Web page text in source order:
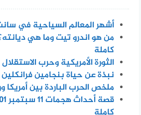
أشهر المعالم السياحية في
من هو اندرو تيت وما هي
كاملة
الثورة الأمريكية وحرب الاستقلال
نبذة عن حياة بنجامين فرانكلين
ملخص الحرب الباردة بين أمريكا